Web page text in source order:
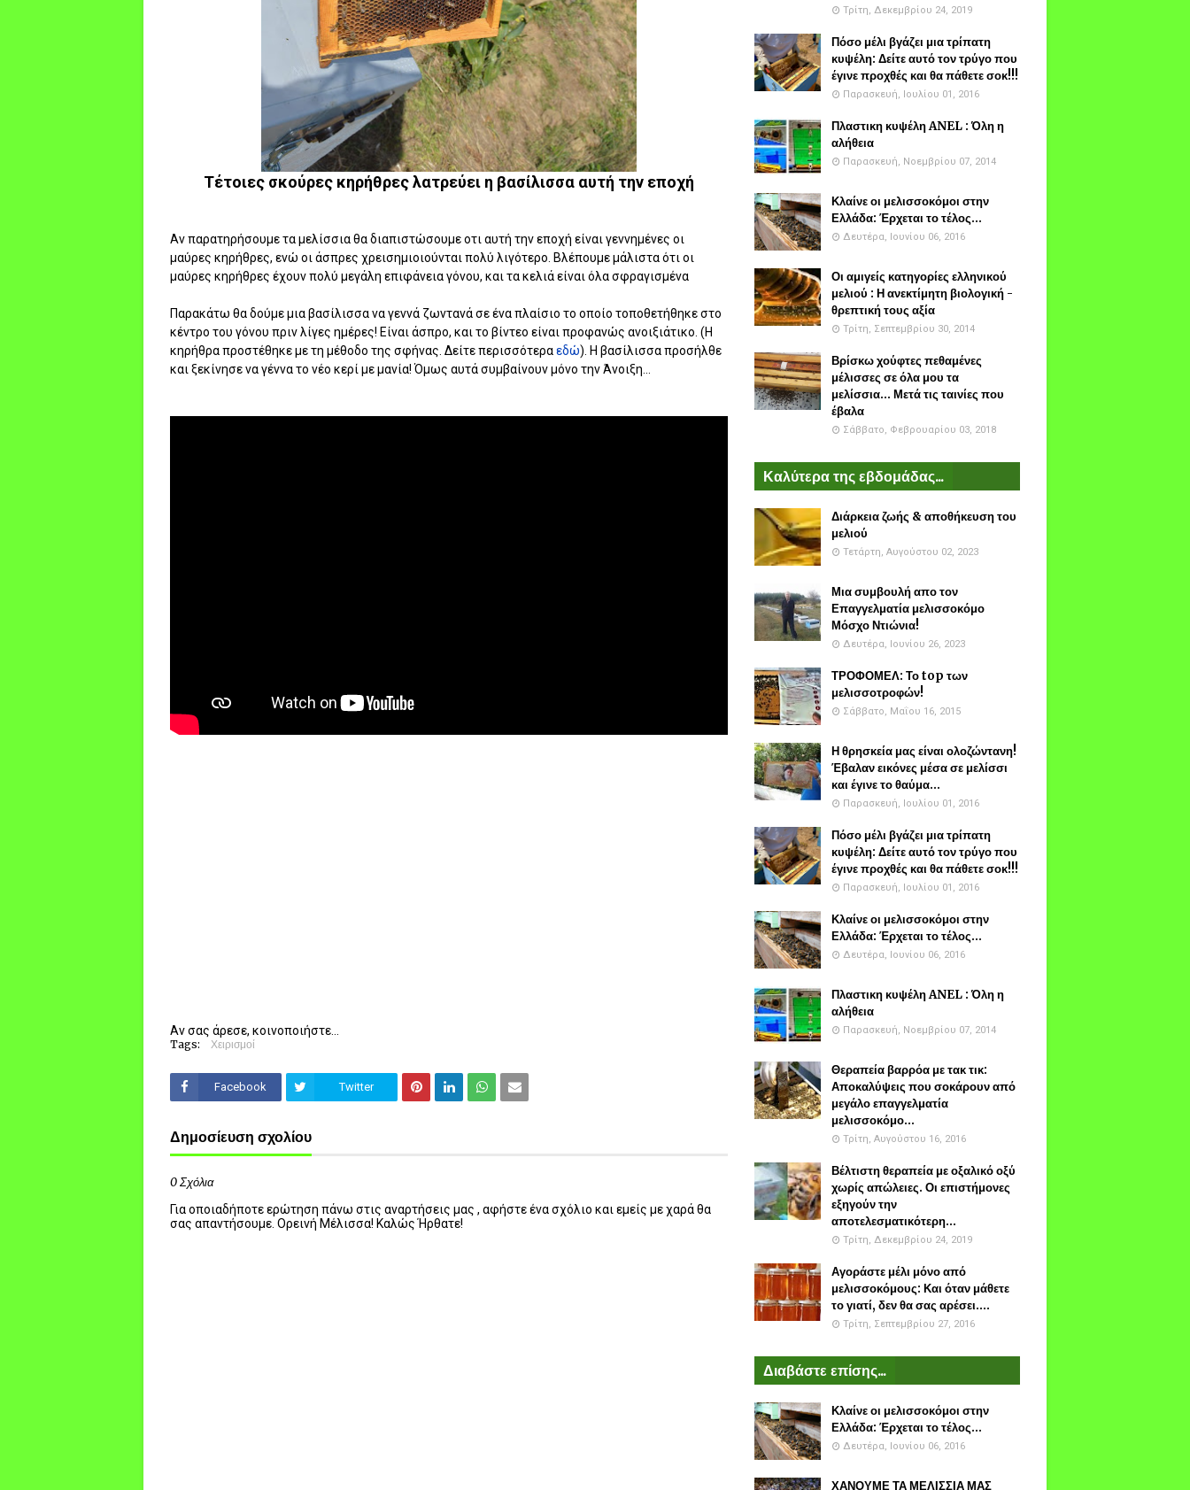
Τέτοιες σκούρες κηρήθρες λατρεύει η βασίλισσα αυτή την εποχή
Αν παρατηρήσουμε τα μελίσσια θα διαπιστώσουμε οτι αυτή την εποχή είναι γεννημένες οι
μαύρες κηρήθρες, ενώ οι άσπρες χρεισημιοιούνται πολύ λιγότερο. Βλέπουμε μάλιστα ότι οι
μαύρες κηρήθρες έχουν πολύ μεγάλη επιφάνεια γόνου, και τα κελιά είναι όλα σφραγισμένα
Παρακάτω θα δούμε μια βασίλισσα να γεννά ζωντανά σε ένα πλαίσιο το οποίο τοποθετήθηκε στο
κέντρο του γόνου πριν λίγες ημέρες! Είναι άσπρο, και το βίντεο είναι προφανώς ανοιξιάτικο. (Η
κηρήθρα προστέθηκε με τη μέθοδο της σφήνας. Δείτε περισσότεραεδώ). Η βασίλισσα προσήλθε
και ξεκίνησε να γέννα το νέο κερί με μανία! Όμως αυτά συμβαίνουν μόνο την Άνοιξη...
Αν σας άρεσε, κοινοποιήστε...
Tags: Χειρισμοί
Facebook Twitter
Δημοσίευση σχολίου
0 Σχόλια
Για οποιαδήποτε ερώτηση πάνω στις αναρτήσεις μας , αφήστε ένα σχόλιο και εμείς με χαρά θα
σας απαντήσουμε. Ορεινή Μέλισσα! Καλώς Ήρθατε!
Τρίτη, Δεκεμβρίου 24, 2019
Πόσο μέλι βγάζει μια τρίπατη
κυψέλη: Δείτε αυτό τον τρύγο που
έγινε προχθές και θα πάθετε σοκ!!!
Παρασκευή, Ιουλίου 01, 2016
Πλαστικη κυψέλη ANEL : Όλη η
αλήθεια
Παρασκευή, Νοεμβρίου 07, 2014
Κλαίνε οι μελισσοκόμοι στην
Ελλάδα: Έρχεται το τέλος...
Δευτέρα, Ιουνίου 06, 2016
Οι αμιγείς κατηγορίες ελληνικού
μελιού : Η ανεκτίμητη βιολογική -
θρεπτική τους αξία
Τρίτη, Σεπτεμβρίου 30, 2014
Βρίσκω χούφτες πεθαμένες
μέλισσες σε όλα μου τα
μελίσσια... Μετά τις ταινίες που
έβαλα
Σάββατο, Φεβρουαρίου 03, 2018
Καλύτερα της εβδομάδας...
Διάρκεια ζωής & αποθήκευση του
μελιού
Τετάρτη, Αυγούστου 02, 2023
Μια συμβουλή απο τον
Επαγγελματία μελισσοκόμο
Μόσχο Ντιώνια!
Δευτέρα, Ιουνίου 26, 2023
ΤΡΟΦΟΜΕΛ: Το top των
μελισσοτροφών!
Σάββατο, Μαΐου 16, 2015
Η θρησκεία μας είναι ολοζώντανη!
Έβαλαν εικόνες μέσα σε μελίσσι
και έγινε το θαύμα...
Παρασκευή, Ιουλίου 01, 2016
Πόσο μέλι βγάζει μια τρίπατη
κυψέλη: Δείτε αυτό τον τρύγο που
έγινε προχθές και θα πάθετε σοκ!!!
Παρασκευή, Ιουλίου 01, 2016
Κλαίνε οι μελισσοκόμοι στην
Ελλάδα: Έρχεται το τέλος...
Δευτέρα, Ιουνίου 06, 2016
Πλαστικη κυψέλη ANEL : Όλη η
αλήθεια
Παρασκευή, Νοεμβρίου 07, 2014
Θεραπεία βαρρόα με τακ τικ:
Αποκαλύψεις που σοκάρουν από
μεγάλο επαγγελματία
μελισσοκόμο...
Τρίτη, Αυγούστου 16, 2016
Βέλτιστη θεραπεία με οξαλικό οξύ
χωρίς απώλειες. Οι επιστήμονες
εξηγούν την
αποτελεσματικότερη...
Τρίτη, Δεκεμβρίου 24, 2019
Αγοράστε μέλι μόνο από
μελισσοκόμους: Και όταν μάθετε
το γιατί, δεν θα σας αρέσει....
Τρίτη, Σεπτεμβρίου 27, 2016
Διαβάστε επίσης...
Κλαίνε οι μελισσοκόμοι στην
Ελλάδα: Έρχεται το τέλος...
Δευτέρα, Ιουνίου 06, 2016
ΧΑΝΟΥΜΕ ΤΑ ΜΕΛΙΣΣΙΑ ΜΑΣ